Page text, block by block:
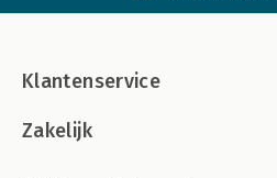
Klantenservice
Zakelijk